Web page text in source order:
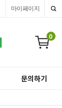
마이페이지
0
문의하기